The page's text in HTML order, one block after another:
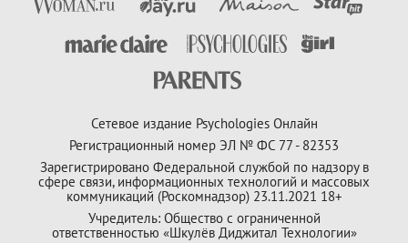
Сетевое издание Psychologies Онлайн
Регистрационный номер ЭЛ № ФС 77 - 82353
Зарегистрировано Федеральной службой по надзору в
сфере связи, информационных технологий и массовых
коммуникаций (Роскомнадзор) 23.11.2021 18+
Учредитель: Общество с ограниченной
ответственностью «Шкулёв Диджитал Технологии»